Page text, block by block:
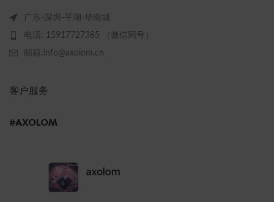
广东-深圳-平湖-华南城
电话: 15917727385 （微信同号）
邮箱:info@axolom.cn
客户服务
#AXOLOM